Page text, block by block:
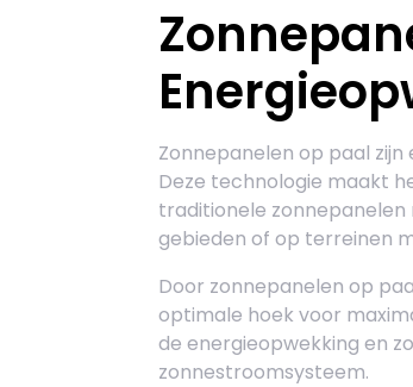
Zonnepanelen op paal
Deze technologie maakt
traditionele zonnepanelen
gebieden of op terreinen
Door zonnepanelen op
optimale hoek voor
de energieopwekking en
zonnestroomsysteem.